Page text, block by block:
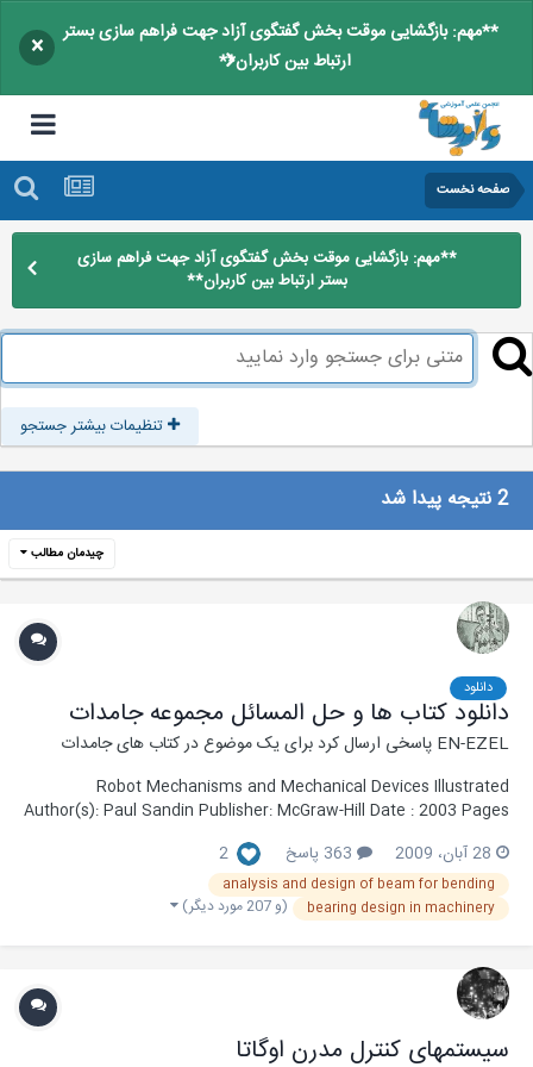
**مهم: بازگشایی موقت بخش گفتگوی آزاد جهت فراهم سازی بستر
ارتباط بین کاربران**
×
صفحه نخست
**مهم: بازگشایی موقت بخش گفتگوی آزاد جهت فراهم سازی
بستر ارتباط بین کاربران**
تنظیمات بیشتر جستجو
چیدمان مطالب
دانلود
دانلود کتاب ها و حل المسائل مجموعه جامدات
EN-EZELپاسخی ارسال کرد برای یک موضوع درکتاب های جامدات
Robot Mechanisms and Mechanical Devices Illustrated
Author(s): Paul Sandin Publisher: McGraw-Hill Date : 2003 Pages
007141200X link 1 Password : books_for_all
28 آبان، 2009 363 پاسخ 2
analysis and design of beam for bending
bearing design in machinery
(و 207 مورد دیگر)
سیستمهای کنترل مدرن اوگاتا